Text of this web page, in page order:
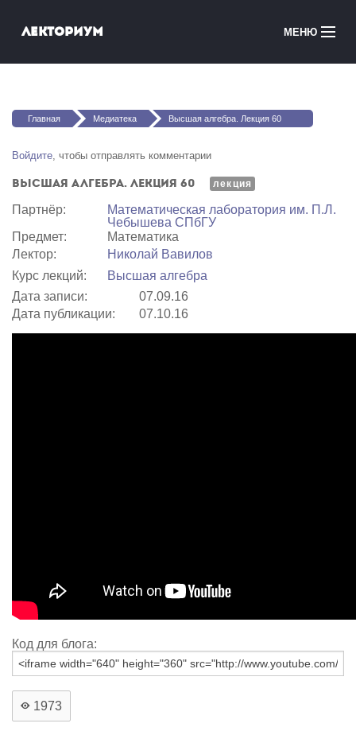
Лекториум МЕНЮ
Медиатека
Вы здесь
Главная Медиатека Высшая алгебра. Лекция 60
Войдите, чтобы отправлять комментарии
Высшая алгебра. Лекция 60 лекция
Партнёр:
Математичеcкая лаборатория им. П.Л.
Чебышева СПбГУ
Предмет:
Математика
Лектор:
Николай Вавилов
Курс лекций:
Высшая алгебра
Дата записи:
07.09.16
Дата публикации:
07.10.16
Код для блога:
1973